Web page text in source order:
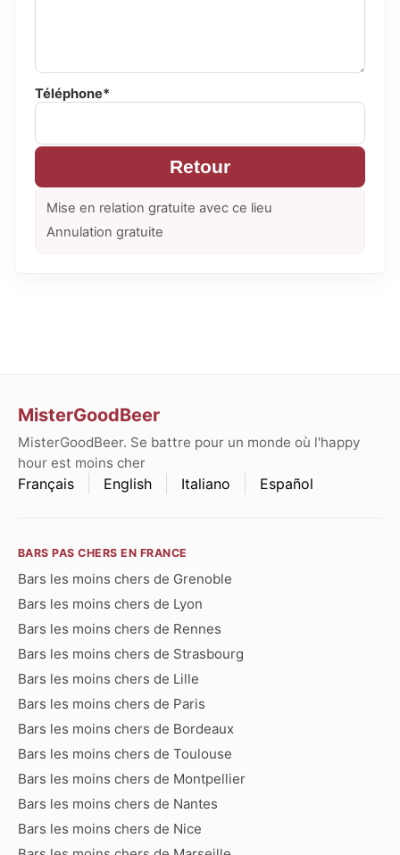
Téléphone*
Retour
Mise en relation gratuite avec ce lieu
Annulation gratuite
MisterGoodBeer
MisterGoodBeer. Se battre pour un monde où l'happy
hour est moins cher
Français English Italiano Español
BARS PAS CHERS EN FRANCE
Bars les moins chers de Grenoble
Bars les moins chers de Lyon
Bars les moins chers de Rennes
Bars les moins chers de Strasbourg
Bars les moins chers de Lille
Bars les moins chers de Paris
Bars les moins chers de Bordeaux
Bars les moins chers de Toulouse
Bars les moins chers de Montpellier
Bars les moins chers de Nantes
Bars les moins chers de Nice